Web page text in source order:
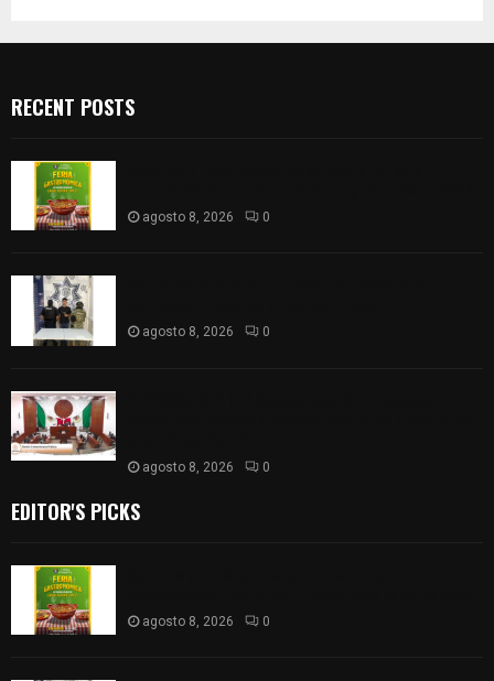
RECENT POSTS
agosto 8, 2026 0
agosto 8, 2026 0
agosto 8, 2026 0
EDITOR'S PICKS
agosto 8, 2026 0